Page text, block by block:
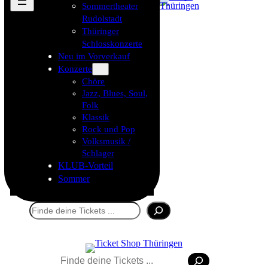
Sommertheater
Rudolstadt
Thüringer
Schlosskonzerte
Neu im Vorverkauf
Konzerte
Chöre
Jazz, Blues, Soul,
Folk
Klassik
Rock und Pop
Volksmusik /
Schlager
KLUB-Vorteil
Sommer
Suchen
Suchen